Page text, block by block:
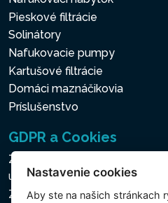
Pieskové filtrácie
Solinátory
Nafukovacie pumpy
Kartušové filtrácie
Domáci maznáčikovia
Príslušenstvo
GDPR a Cookies
Zásady ochrany osobných a
údajov
Zásady používania súborov
Nastavenie cookies
Aby ste na našich stránkach